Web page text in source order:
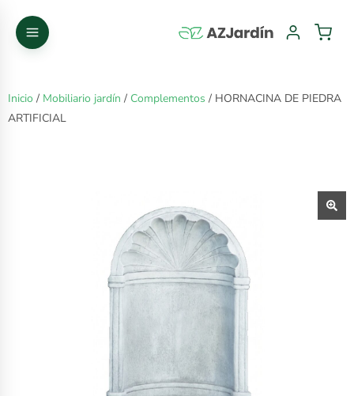
Inicio / Mobiliario jardín / Complementos / HORNACINA DE PIEDRA
ARTIFICIAL